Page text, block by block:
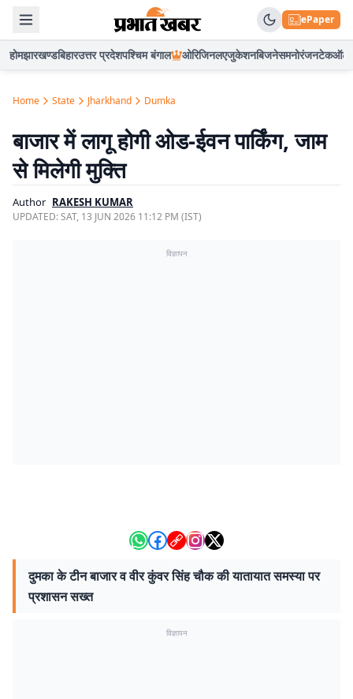
ePaper
होमझारखण्डबिहारउत्तर प्रदेशपश्चिम बंगाल ओरिजिनलएजुकेशनबिजनेसमनोरंजनटेकऑटो
Home State Jharkhand Dumka
बाजार में लागू होगी ओड-ईवन पार्किंग, जाम
से मिलेगी मुक्ति
Author RAKESH KUMAR
UPDATED:SAT, 13 JUN 2026 11:12 PM (IST)
विज्ञापन
दुमका के टीन बाजार व वीर कुंवर सिंह चौक की यातायात समस्या पर
प्रशासन सख्त
विज्ञापन